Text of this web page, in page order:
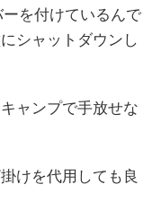
を付けているんで
シャットダウンし
ャンプで手放せな
けを代用しても良